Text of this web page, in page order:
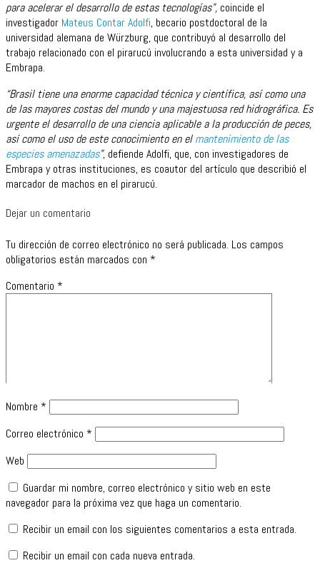
para acelerar el desarrollo de estas tecnologías”, coincide el
investigador Mateus Contar Adolfi, becario postdoctoral de la
universidad alemana de Würzburg, que contribuyó al desarrollo del
trabajo relacionado con el pirarucú involucrando a esta universidad y a
Embrapa.
“Brasil tiene una enorme capacidad técnica y científica, así como una
de las mayores costas del mundo y una majestuosa red hidrográfica. Es
urgente el desarrollo de una ciencia aplicable a la producción de peces,
así como el uso de este conocimiento en elmantenimiento de las
especies amenazadas”, defiende Adolfi, que, con investigadores de
Embrapa y otras instituciones, es coautor del artículo que describió el
marcador de machos en el pirarucú.
Dejar un comentario
Tu dirección de correo electrónico no será publicada. Los campos
obligatorios están marcados con *
Comentario *
Nombre *
Correo electrónico *
Web
Guardar mi nombre, correo electrónico y sitio web en este
navegador para la próxima vez que haga un comentario.
Recibir un email con los siguientes comentarios a esta entrada.
Recibir un email con cada nueva entrada.